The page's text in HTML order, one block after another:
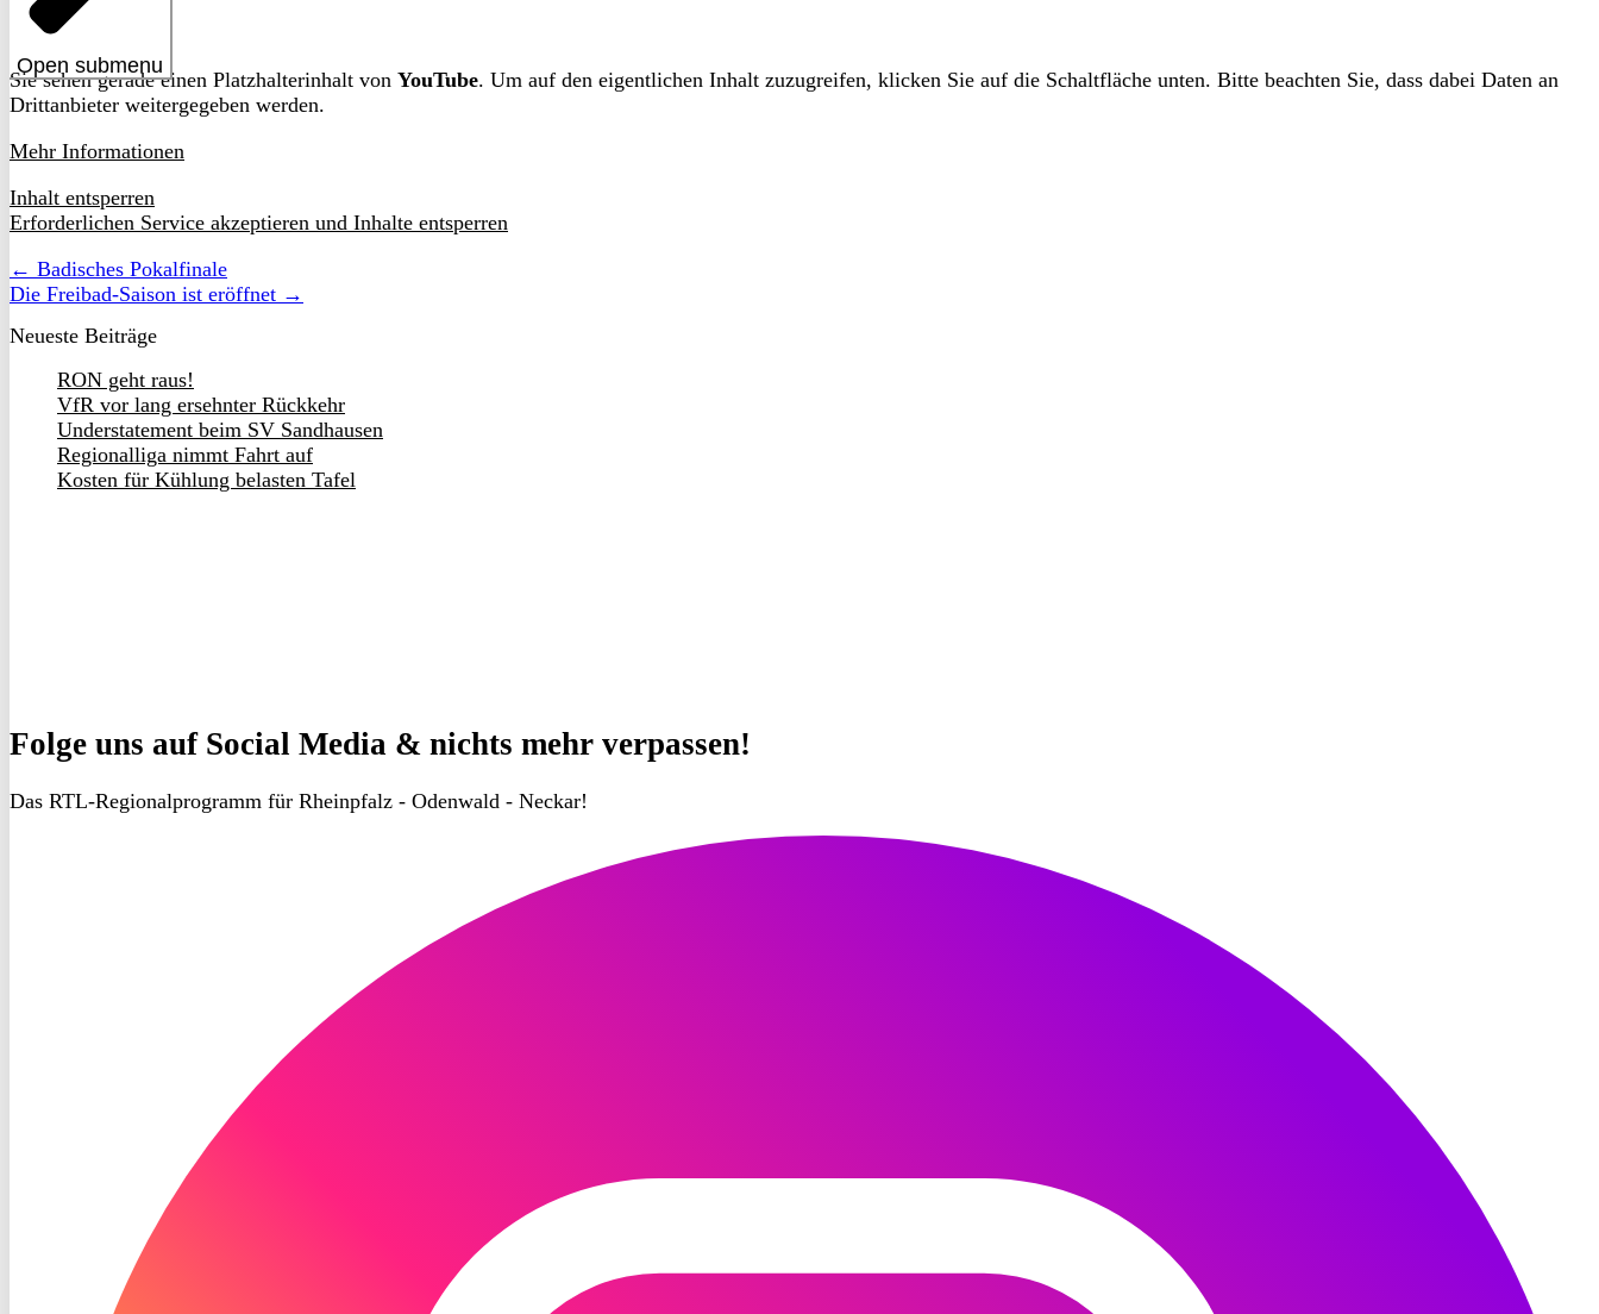
Open submenu
Sie sehen gerade einen Platzhalterinhalt von YouTube. Um auf den eigentlichen Inhalt zuzugreifen, klicken Sie auf die Schaltfläche unten. Bitte beachten Sie, dass dabei Daten an
Drittanbieter weitergegeben werden.
Mehr Informationen
Inhalt entsperren
Erforderlichen Service akzeptieren und Inhalte entsperren
← Badisches Pokalfinale
Die Freibad-Saison ist eröffnet →
Neueste Beiträge
RON geht raus!
VfR vor lang ersehnter Rückkehr
Understatement beim SV Sandhausen
Regionalliga nimmt Fahrt auf
Kosten für Kühlung belasten Tafel
Folge uns auf Social Media & nichts mehr verpassen!
Das RTL-Regionalprogramm für Rheinpfalz - Odenwald - Neckar!